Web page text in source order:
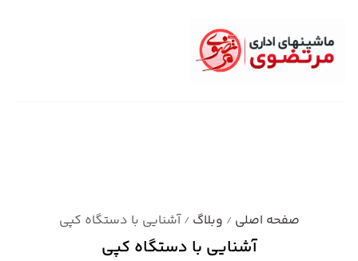
صفحه اصلی / وبلاگ / آشنایی با دستگاه کپی
آشنایی با دستگاه کپی